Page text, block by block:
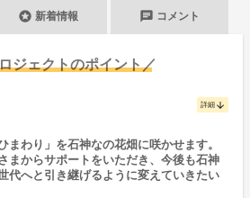
stars 新着情報 chat コメント
ジェクトのポイント／
詳細 arrow_downward
まわり」を石神なの花畑に咲かせます。
まからサポートをいただき、今後も石神
代へと引き継げるように変えていきたい